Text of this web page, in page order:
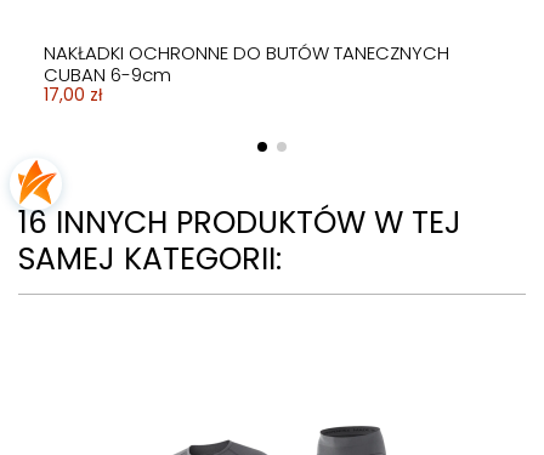
NAKŁADKI OCHRONNE DO BUTÓW TANECZNYCH
CUBAN 6-9cm
17,00 zł
16 INNYCH PRODUKTÓW W TEJ
SAMEJ KATEGORII: